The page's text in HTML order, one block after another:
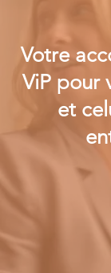
Votre
ViP pour
et